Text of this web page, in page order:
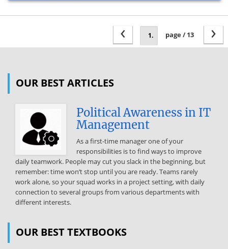
›
page / 13
‹
OUR BEST ARTICLES
Political Awareness in IT
Management
As a first-time manager one of your
responsibilities is to find ways to improve
daily teamwork. People may cut you slack in the beginning, but
remember: time won’t stop until you are ready. Teams rarely
work alone, so your squad works in a project setting, with daily
connection to several groups from various departments with
different interests.
OUR BEST TEXTBOOKS